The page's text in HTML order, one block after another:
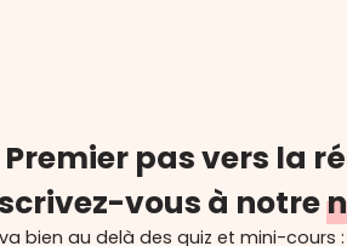
Premier pas vers la
vous à notre
bien au delà des quiz et mini-cours